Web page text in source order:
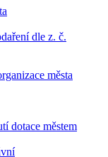
dle z. č.
města
dotace městem